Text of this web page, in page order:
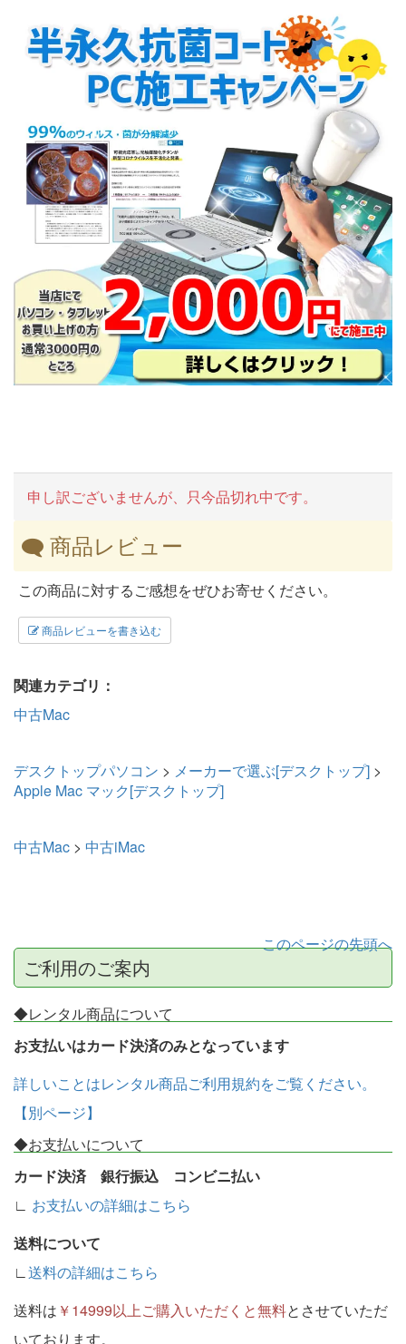
申し訳ございませんが、只今品切れ中です。
商品レビュー
この商品に対するご感想をぜひお寄せください。
商品レビューを書き込む
関連カテゴリ：
中古Mac
デスクトップパソコン > メーカーで選ぶ[デスクトップ] >
Apple Mac マック[デスクトップ]
中古Mac > 中古iMac
このページの先頭へ
ご利用のご案内
◆レンタル商品について
お支払いはカード決済のみとなっています
詳しいことはレンタル商品ご利用規約をご覧ください。
【別ページ】
◆お支払いについて
カード決済 銀行振込 コンビニ払い
∟ お支払いの詳細はこちら
送料について
∟送料の詳細はこちら
送料は ￥14999以上ご購入いただくと無料とさせていただ
いております。